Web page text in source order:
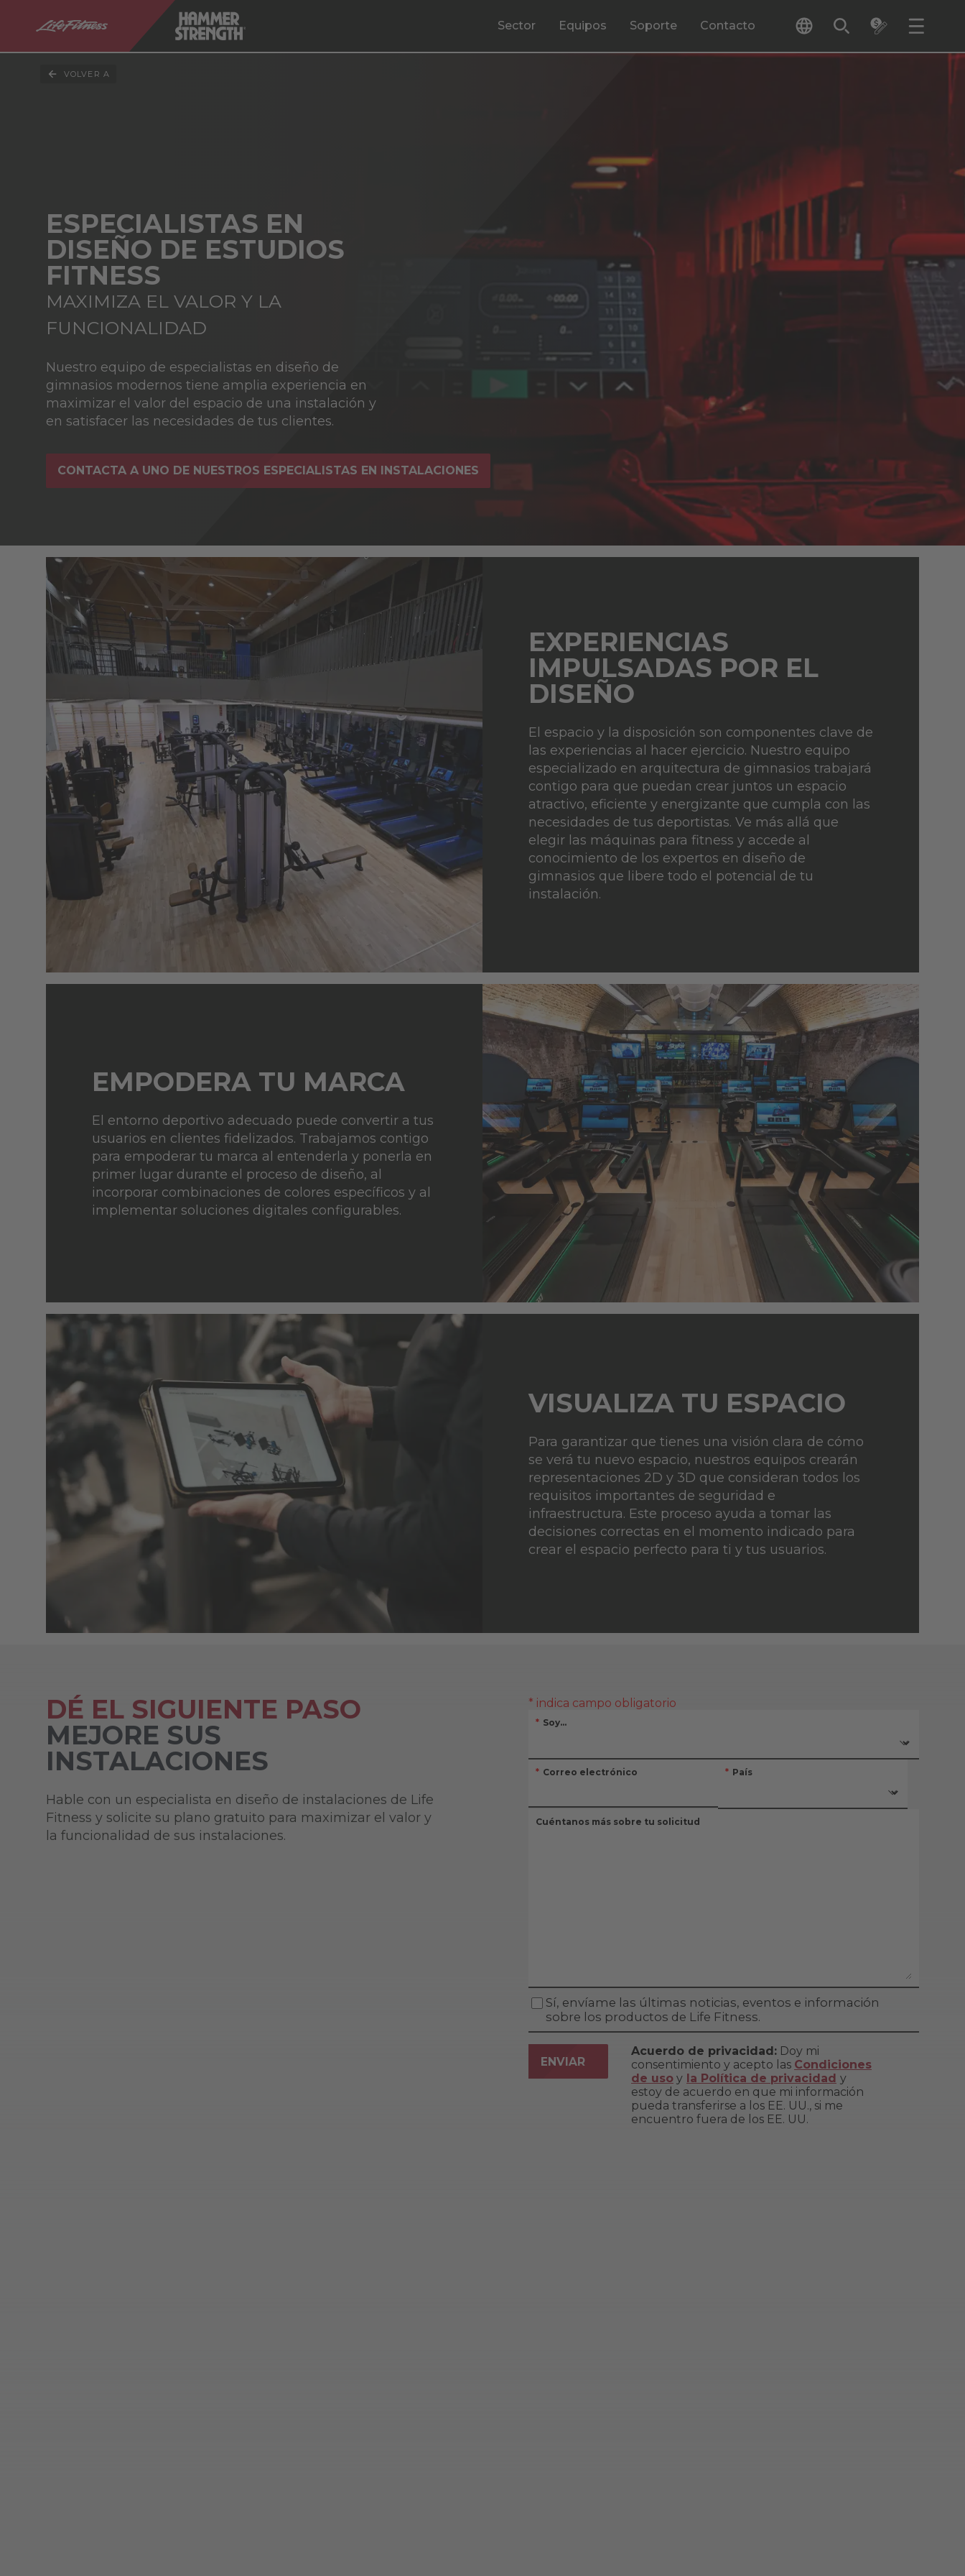
Sector Equipos Soporte Contacto
VOLVER A
ESPECIALISTAS EN
DISEÑO DE ESTUDIOS
FITNESS
MAXIMIZA EL VALOR Y LA
FUNCIONALIDAD
Nuestro equipo de especialistas en diseño de
gimnasios modernos tiene amplia experiencia en
maximizar el valor del espacio de una instalación y
en satisfacer las necesidades de tus clientes.
CONTACTA A UNO DE NUESTROS ESPECIALISTAS EN INSTALACIONES
EXPERIENCIAS
IMPULSADAS POR EL
DISEÑO
El espacio y la disposición son componentes clave de
las experiencias al hacer ejercicio. Nuestro equipo
especializado en arquitectura de gimnasios trabajará
contigo para que puedan crear juntos un espacio
atractivo, eficiente y energizante que cumpla con las
necesidades de tus deportistas. Ve más allá que
elegir las máquinas para fitness y accede al
conocimiento de los expertos en diseño de
gimnasios que libere todo el potencial de tu
instalación.
EMPODERA TU MARCA
El entorno deportivo adecuado puede convertir a tus
usuarios en clientes fidelizados. Trabajamos contigo
para empoderar tu marca al entenderla y ponerla en
primer lugar durante el proceso de diseño, al
incorporar combinaciones de colores específicos y al
implementar soluciones digitales configurables.
VISUALIZA TU ESPACIO
Para garantizar que tienes una visión clara de cómo
se verá tu nuevo espacio, nuestros equipos crearán
representaciones 2D y 3D que consideran todos los
requisitos importantes de seguridad e
infraestructura. Este proceso ayuda a tomar las
decisiones correctas en el momento indicado para
crear el espacio perfecto para ti y tus usuarios.
DÉ EL SIGUIENTE PASO
MEJORE SUS
INSTALACIONES
Hable con un especialista en diseño de instalaciones de Life
Fitness y solicite su plano gratuito para maximizar el valor y
la funcionalidad de sus instalaciones.